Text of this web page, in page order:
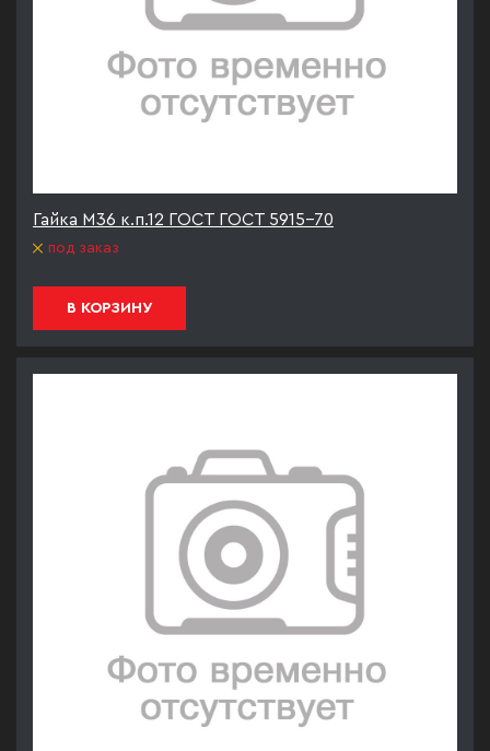
Гайка М36 к.п.12 ГОСТ ГОСТ 5915-70
под заказ
В КОРЗИНУ